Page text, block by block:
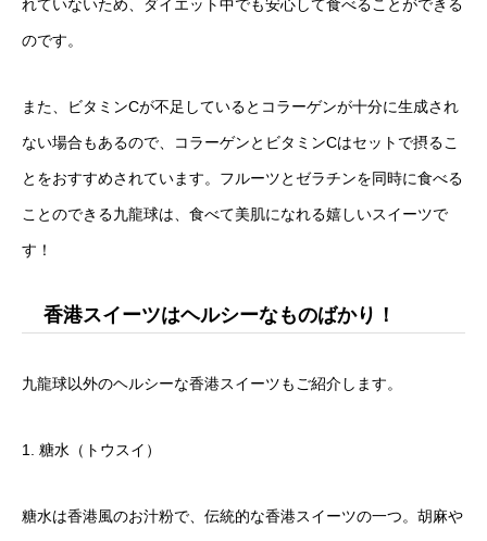
れていないため、ダイエット中でも安心して食べることができる
のです。
また、ビタミンCが不足しているとコラーゲンが十分に生成され
ない場合もあるので、コラーゲンとビタミンCはセットで摂るこ
とをおすすめされています。フルーツとゼラチンを同時に食べる
ことのできる九龍球は、食べて美肌になれる嬉しいスイーツで
す！
香港スイーツはヘルシーなものばかり！
九龍球以外のヘルシーな香港スイーツもご紹介します。
1. 糖水（トウスイ）
糖水は香港風のお汁粉で、伝統的な香港スイーツの一つ。胡麻や